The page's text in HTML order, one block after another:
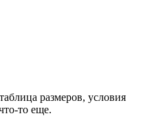
размеров, условия
то еще.